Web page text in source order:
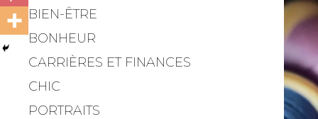
BIEN-ÊTRE
BONHEUR
CARRIÈRES ET FINANCES
CHIC
PORTRAITS